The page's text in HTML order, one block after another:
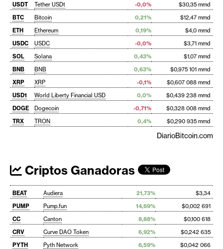
USDT Tether USDt -0,0%
$30,35 mmd
BTC
Bitcoin 0,21%
$12,47 mmd
ETH
Ethereum 0,19%
$4,0 mmd
USDC
USDC -0,0%
$3,71 mmd
SOL
Solana 0,43%
$1,07 mmd
BNB
BNB 0,63%
$0,975 101 mmd
XRP
XRP -0,1%
$0,607 088 mmd
USD1
World Liberty Financial USD 0,0%
$0,439 238 mmd
DOGE
Dogecoin -0,71%
$0,328 008 mmd
TRX
TRON 0,4% $0,290 935 mmd
DiarioBitcoin.com
Criptos Ganadoras
BEAT Audiera 21,73%
$3,34
PUMP
Pump.fun 14,69%
$0,002 691
CC
Canton 8,88%
$0,100 618
CRV
Curve DAO Token 6,92%
$0,242 635
PYTH
Pyth Network 6,59% $0,042 066